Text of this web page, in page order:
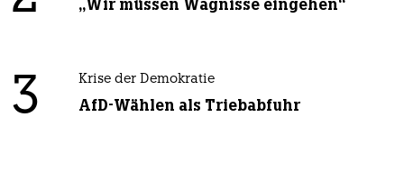
„Wir müssen Wagnisse eingehen“
3 Krise der Demokratie
AfD-Wählen als Triebabfuhr